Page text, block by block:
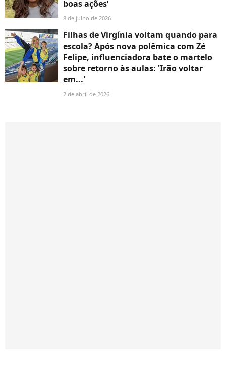
boas ações’
8 de julho de 2026
Filhas de Virgínia voltam quando para
escola? Após nova polêmica com Zé
Felipe, influenciadora bate o martelo
sobre retorno às aulas: 'Irão voltar
em...'
2 de abril de 2026